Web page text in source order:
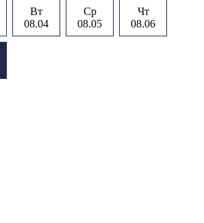
Вт
08.04
Ср
08.05
Чт
08.06